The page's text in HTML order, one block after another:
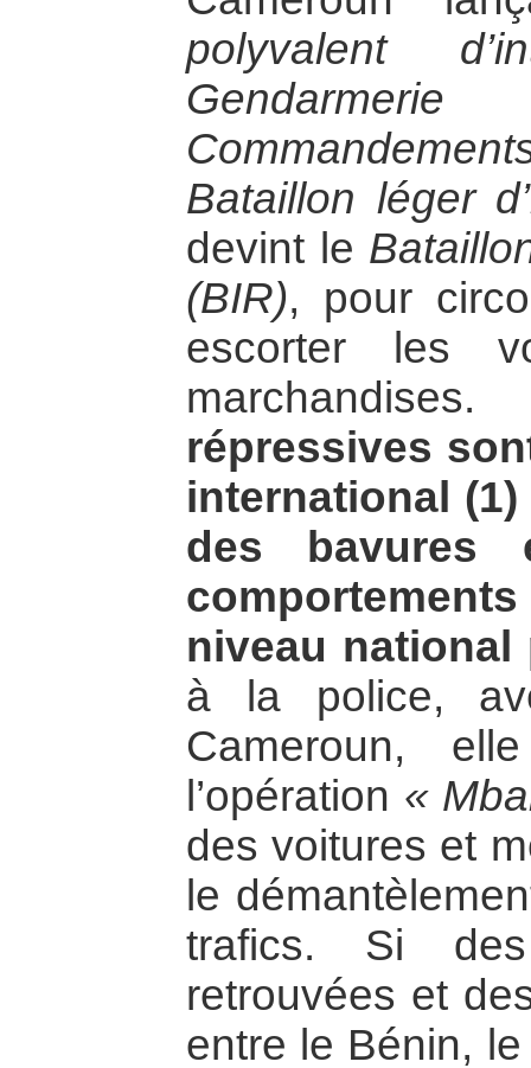
polyvalent
Bataillon léger
devint le
(BIR), pour
escorter les
répressives
international
des bavures
niveau national
à la police,
Cameroun,
l’opération «
des voitures et
le
trafics. Si
retrouvées et
entre le Bénin,